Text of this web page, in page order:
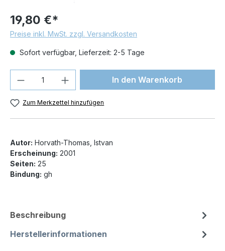
19,80 €*
Preise inkl. MwSt. zzgl. Versandkosten
Sofort verfügbar, Lieferzeit: 2-5 Tage
Produkt Anzahl: Gib denIn den Warenkorb
Zum Merkzettel hinzufügen
Autor: Horvath-Thomas, Istvan
Erscheinung: 2001
Seiten: 25
Bindung: gh
Beschreibung
Herstellerinformationen